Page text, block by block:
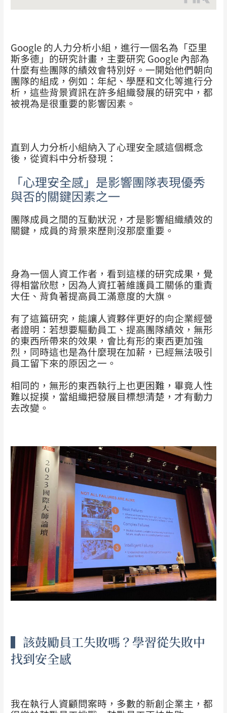
Google 的人力分析小組，進行一個名為「亞里
斯多德」的研究計畫，主要研究 Google 內部為
什麼有些團隊的績效會特別好。一開始他們朝向
團隊的組成，例如：年紀、學歷和文化等進行分
析，這些背景資訊在許多組織發展的研究中，都
被視為是很重要的影響因素。
直到人力分析小組納入了心理安全感這個概念
後，從資料中分析發現：
「心理安全感」是影響團隊表現優秀
與否的關鍵因素之一
團隊成員之間的互動狀況，才是影響組織績效的
關鍵，成員的背景來歷則沒那麼重要。
身為一個人資工作者，看到這樣的研究成果，覺
得相當欣慰，因為人資扛著維護員工關係的重責
大任、背負著提高員工滿意度的大旗。
有了這篇研究，能讓人資夥伴更好的向企業經營
者證明：若想要驅動員工、提高團隊績效，無形
的東西所帶來的效果，會比有形的東西更加強
烈，同時這也是為什麼現在加薪，已經無法吸引
員工留下來的原因之一。
相同的，無形的東西執行上也更困難，畢竟人性
難以捉摸，當組織把發展目標想清楚，才有動力
去改變。
▍該鼓勵員工失敗嗎？學習從失敗中
找到安全感
我在執行人資顧問案時，多數的新創企業主，都